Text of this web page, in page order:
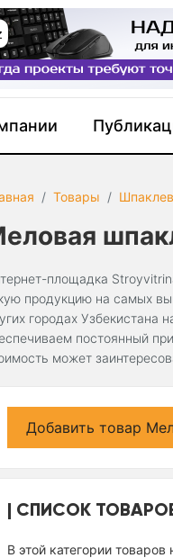
Товары
площадка
продукцию на самых
городах
постоянный
может
Добавить товар
СПИСОК
В этой категории товаров